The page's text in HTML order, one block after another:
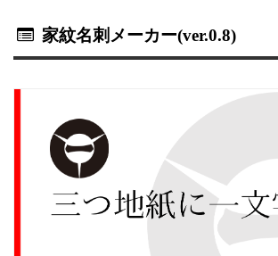
家紋名刺メーカー(ver.0.8)